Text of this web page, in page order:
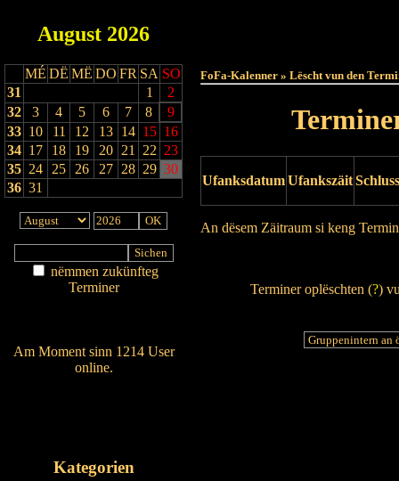
August 2026
MÉ DË MË DO FR SA SO
31
1
2
32
3 4 5 6 7 8
9
33 10 11 12 13 14 15 16
34 17 18 19 20 21 22 23
35 24 25 26 27 28 29 30
36 31
nëmmen zukünfteg
Terminer
Am Moment sinn 1214 User
online.
Kategorien
FoFa-Kalenner » Lëscht vun den
UfanksdatumUfankszäit
An dësem Zäitraum si keng
Terminer oplëschten (?)